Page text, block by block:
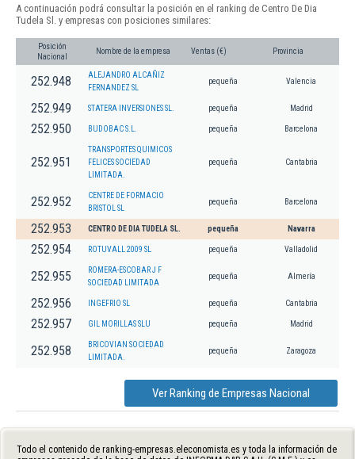
A continuación podrá consultar la posición en el ranking de Centro De Dia
Tudela Sl. y empresas con posiciones similares:
Posición
Nacional
Nombre de la empresa Ventas (€) Provincia
252.948
ALEJANDRO ALCAÑIZ
FERNANDEZ SL
pequeña Valencia
252.949 STATERA INVERSIONES SL. pequeña Madrid
252.950 BUDOBAC S.L. pequeña Barcelona
252.951
TRANSPORTES QUIMICOS
FELICES SOCIEDAD
LIMITADA.
pequeña Cantabria
252.952
CENTRE DE FORMACIO
BRISTOL SL
pequeña Barcelona
252.953 CENTRO DE DIA TUDELA SL. pequeña Navarra
252.954 ROTUVALL 2009 SL pequeña Valladolid
252.955
ROMERA-ESCOBAR J F
SOCIEDAD LIMITADA
pequeña Almería
252.956 INGEFRIO SL pequeña Cantabria
252.957 GIL MORILLAS SLU pequeña Madrid
252.958
BRICOVIAN SOCIEDAD
LIMITADA.
pequeña Zaragoza
Ver Ranking de Empresas Nacional
Todo el contenido de ranking-empresas.eleconomista.es y toda la información de